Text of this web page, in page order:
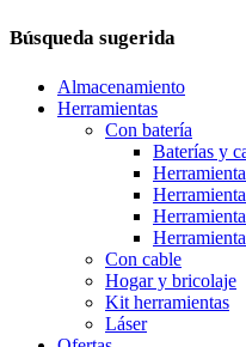
Búsqueda sugerida
Almacenamiento
Herramientas
Con batería
Baterías y
Con cable
Hogar y bricolaje
Kit herramientas
Láser